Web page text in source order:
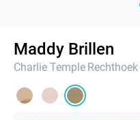
Maddy Brillen
Charlie Temple Rechthoek